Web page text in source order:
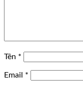
Tên *
Email *